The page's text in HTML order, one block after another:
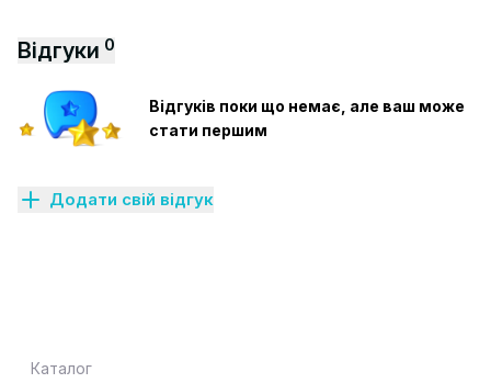
Відгуки 0
Відгуків поки що немає, але ваш може
стати першим
Додати свій відгук
Каталог